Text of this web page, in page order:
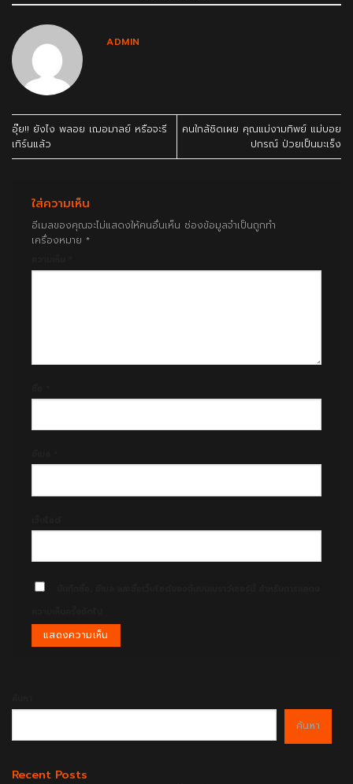
ADMIN
อุ๊ย!! ยังไง พลอย เฌอมาลย์ หรือจะรี
เทิร์นแล้ว
คนใกล้ชิดเผย คุณแม่งามทิพย์ แม่บอย
ปกรณ์ ป่วยเป็นมะเร็ง
ใส่ความเห็น
อีเมลของคุณจะไม่แสดงให้คนอื่นเห็น ช่องข้อมูลจำเป็นถูกทำ
เครื่องหมาย *
ค้นหา
Recent Posts